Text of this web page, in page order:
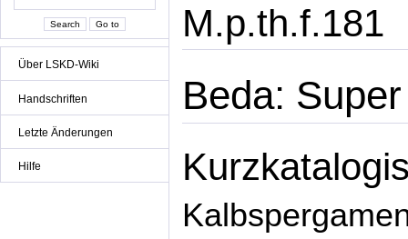
Über LSKD-Wiki
Handschriften
Letzte Änderungen
Hilfe
M.p.th.f.181
Beda: